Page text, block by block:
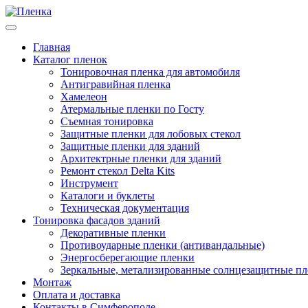
Главная
Каталог пленок
Тонировочная пленка для автомобиля
Антигравийная пленка
Хамелеон
Атермальные пленки по Госту
Съемная тонировка
Защитные пленки для лобовых стекол
Защитные пленки для зданий
Архитектрные пленки для зданий
Ремонт стекол Delta Kits
Инструмент
Каталоги и буклеты
Техническая документация
Тонировка фасадов зданий
Декоративные пленки
Противоударные пленки (антивандальные)
Энергосберегающие пленки
Зеркальные, метализированные солнцезащитные
Монтаж
Оплата и доставка